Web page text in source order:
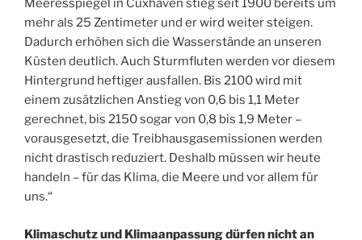
Meeresspiegel in Cuxhaven stieg seit 1900 bereits um
mehr als 25 Zentimeter und er wird weiter steigen.
Dadurch erhöhen sich die Wasserstände an unseren
Küsten deutlich. Auch Sturmfluten werden vor diesem
Hintergrund heftiger ausfallen. Bis 2100 wird mit
einem zusätzlichen Anstieg von 0,6 bis 1,1 Meter
gerechnet, bis 2150 sogar von 0,8 bis 1,9 Meter –
vorausgesetzt, die Treibhausgasemissionen werden
nicht drastisch reduziert. Deshalb müssen wir heute
handeln – für das Klima, die Meere und vor allem für
uns.“
Klimaschutz und Klimaanpassung dürfen nicht an